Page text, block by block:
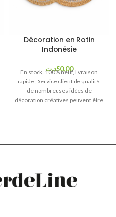
Décoration en Rotin
Indonésie
50,00د.ت
En stock, 100% neuf, livraison
rapide , Service client de qualité.
de nombreuses idées de
décoration créatives peuvent être